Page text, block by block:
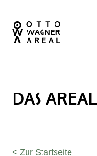
DAS AREAL
< Zur Startseite